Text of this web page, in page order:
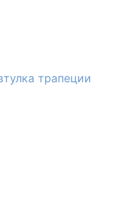
трапеции